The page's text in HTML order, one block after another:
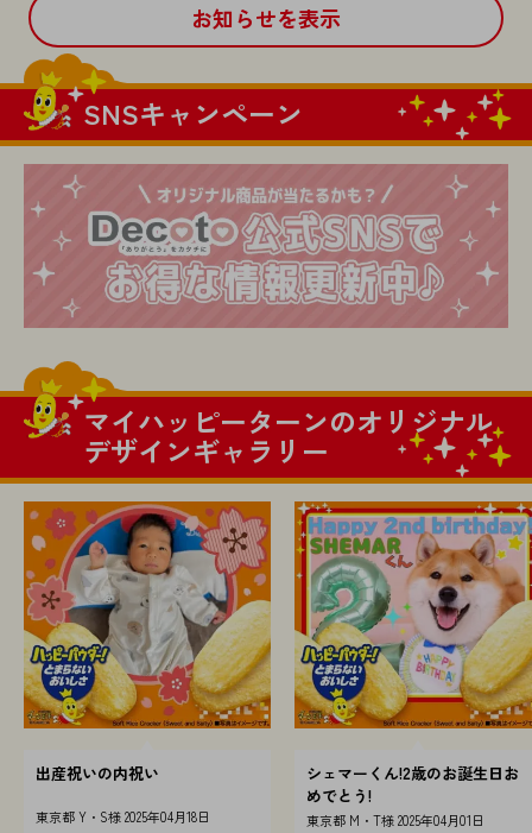
お知らせを表示
SNSキャンペーン
マイハッピーターンのオリジナル
デザインギャラリー
出産祝いの内祝い
東京都 Y・S様 2025年04月18日
シェマーくん!2歳のお誕生日お
めでとう!
東京都 M・T様 2025年04月01日